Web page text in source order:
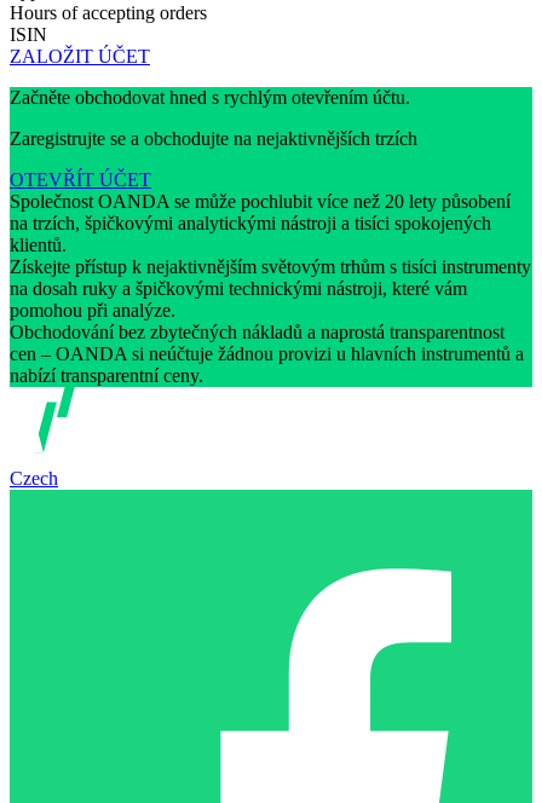
Hours of accepting orders
ISIN
ZALOŽIT ÚČET
Začněte obchodovat hned s rychlým otevřením účtu.
Zaregistrujte se a obchodujte na nejaktivnějších trzích
OTEVŘÍT ÚČET
Společnost OANDA se může pochlubit více než 20 lety působení
na trzích, špičkovými analytickými nástroji a tisíci spokojených
klientů.
Získejte přístup k nejaktivnějším světovým trhům s tisíci instrumenty
na dosah ruky a špičkovými technickými nástroji, které vám
pomohou při analýze.
Obchodování bez zbytečných nákladů a naprostá transparentnost
cen – OANDA si neúčtuje žádnou provizi u hlavních instrumentů a
nabízí transparentní ceny.
Czech